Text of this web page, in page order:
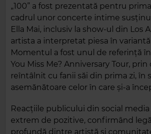
„100” a fost prezentată pentru
cadrul unor concerte intime
Ella Mai, inclusiv la show-ul din Los
artista a interpretat piesa în
Momentul a fost unul de referință
You Miss Me? Anniversary Tour, prin
reîntâlnit cu fanii săi din prima zi, în
asemănătoare celor în care și-a
Reacțiile publicului din social media
extrem de pozitive, confirmând
profundă dintre artistă și